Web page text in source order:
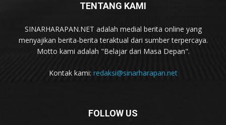
TENTANG KAMI
SINARHARAPAN.NET adalah medial berita online yang
menyajikan berita-berita teraktual dari sumber terpercaya.
Motto kami adalah "Belajar dari Masa Depan".
Kontak kami: redaksi@sinarharapan.net
FOLLOW US